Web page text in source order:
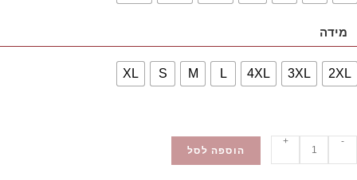
מידה
2XL
3XL
4XL
L
M
S
XL
-
+
הוספה לסל